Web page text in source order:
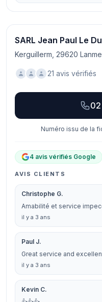
SARL Jean Paul Le
Kerguillerm, 29620
21 avis vérifiés
Numéro issu de la
4 avis vérifiés Google
AVIS CLIENTS
Christophe G.
Amabilité et service
il y a 3 ans
Paul J.
Great service and
il y a 3 ans
Kevin C.